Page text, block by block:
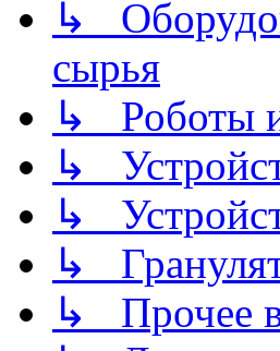
↳
сырья
↳ Роботы и
↳
↳
↳
↳ Прочее